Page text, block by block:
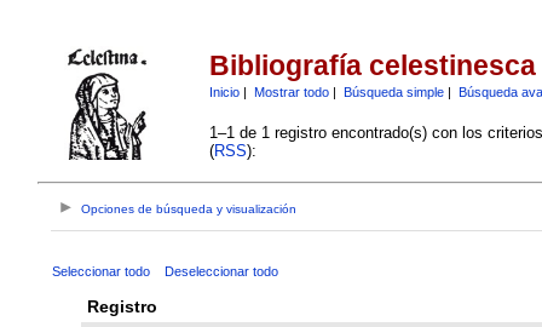
Bibliografía celestinesca
Inicio| Mostrar todo| Búsqueda simple| Búsqueda
1–1 de 1 registro encontrado(s) con los
(RSS):
Opciones de búsqueda y visualización
Seleccionar todo Deseleccionar todo
Registro